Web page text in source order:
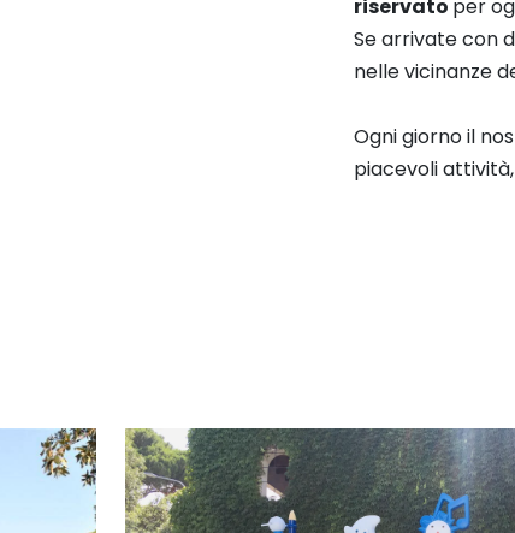
riservato per
Se arrivate con
nelle vicinanze
Ogni giorno il
piacevoli